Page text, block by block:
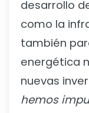
desarrollo
como la
también
energética
nuevas
hemos